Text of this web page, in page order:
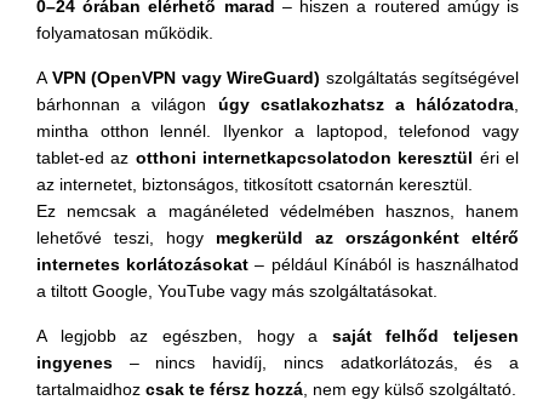
0–24 órában elérhető marad – hiszen a routered amúgy is
folyamatosan működik.
A VPN (OpenVPN vagy WireGuard) szolgáltatás segítségével
bárhonnan a világon úgy csatlakozhatsz a hálózatodra
mintha otthon lennél. Ilyenkor a laptopod, telefonod vagy
tablet-ed az otthoni internetkapcsolatodon keresztül éri el
az internetet, biztonságos, titkosított csatornán keresztül.
Ez nemcsak a magánéleted védelmében hasznos, hanem
lehetővé teszi, hogy megkerüld az országonként eltérő
internetes korlátozásokat – például Kínából is használhatod
a tiltott Google, YouTube vagy más szolgáltatásokat.
A legjobb az egészben, hogy a saját felhőd teljesen
ingyenes – nincs havidíj, nincs adatkorlátozás, és a
tartalmaidhoz csak te férsz hozzá , nem egy külső szolgáltató.